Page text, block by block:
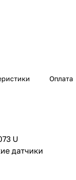
Оплата
U
датчики